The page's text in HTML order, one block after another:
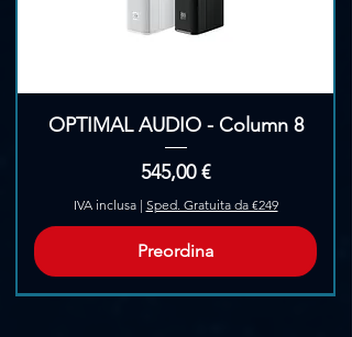
OPTIMAL AUDIO - Column 8
Prezzo
545,00 €
IVA inclusa| Sped. Gratuita da €249
Preordina